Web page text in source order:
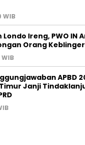
WIB
Ireng, PWO IN
Orang Keblinger
APBD
Janji